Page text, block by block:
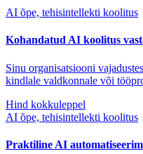
AI õpe, tehisintellekti koolitus
Kohandatud AI koolitus
Sinu organisatsiooni
kindlale valdkonnale või
Hind kokkuleppel
AI õpe, tehisintellekti koolitus
Praktiline AI